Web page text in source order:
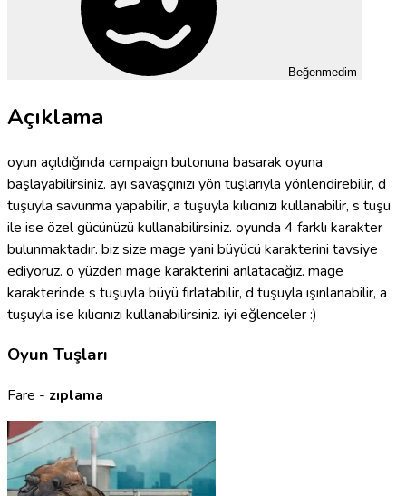
Beğenmedim
Açıklama
oyun açıldığında campaign butonuna basarak oyuna
başlayabilirsiniz. ayı savaşçınızı yön tuşlarıyla yönlendirebilir, d
tuşuyla savunma yapabilir, a tuşuyla kılıcınızı kullanabilir, s tuşu
ile ise özel gücünüzü kullanabilirsiniz. oyunda 4 farklı karakter
bulunmaktadır. biz size mage yani büyücü karakterini tavsiye
ediyoruz. o yüzden mage karakterini anlatacağız. mage
karakterinde s tuşuyla büyü fırlatabilir, d tuşuyla ışınlanabilir, a
tuşuyla ise kılıcınızı kullanabilirsiniz. iyi eğlenceler :)
Oyun Tuşları
Fare - zıplama